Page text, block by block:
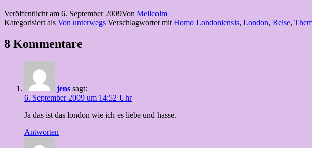
Veröffentlicht am 6. September 2009Von Mellcolm
Kategorisiert als Von unterwegs Verschlagwortet mit Homo Londoniensis, London, Reise,
8 Kommentare
jens sagt:
6. September 2009 um 14:52 Uhr
Ja das ist das london wie ich es liebe und hasse.
Antworten